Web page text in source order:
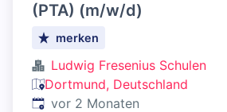
(PTA) (m/w/d)
merken
Ludwig Fresenius Schulen
Dortmund, Deutschland
Veröffentlicht:
vor 2 Monaten